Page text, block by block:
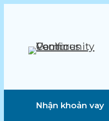
Nhận khoản vay